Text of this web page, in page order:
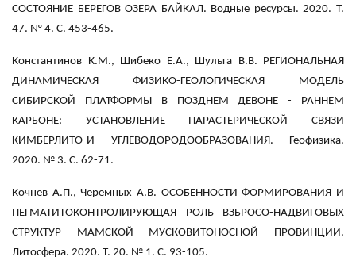
СОСТОЯНИЕ БЕРЕГОВ ОЗЕРА БАЙКАЛ. Водные ресурсы. 2020. Т.
47. № 4. С. 453-465.
Константинов К.М., Шибеко Е.А., Шульга В.В. РЕГИОНАЛЬНАЯ
ДИНАМИЧЕСКАЯ ФИЗИКО-ГЕОЛОГИЧЕСКАЯ МОДЕЛЬ
СИБИРСКОЙ ПЛАТФОРМЫ В ПОЗДНЕМ ДЕВОНЕ - РАННЕМ
КАРБОНЕ: УСТАНОВЛЕНИЕ ПАРАСТЕРИЧЕСКОЙ СВЯЗИ
КИМБЕРЛИТО-И УГЛЕВОДОРОДООБРАЗОВАНИЯ. Геофизика.
2020. № 3. С. 62-71.
Кочнев А.П., Черемных А.В. ОСОБЕННОСТИ ФОРМИРОВАНИЯ И
ПЕГМАТИТОКОНТРОЛИРУЮЩАЯ РОЛЬ ВЗБРОСО-НАДВИГОВЫХ
СТРУКТУР МАМСКОЙ МУСКОВИТОНОСНОЙ ПРОВИНЦИИ.
Литосфера. 2020. Т. 20. № 1. С. 93-105.